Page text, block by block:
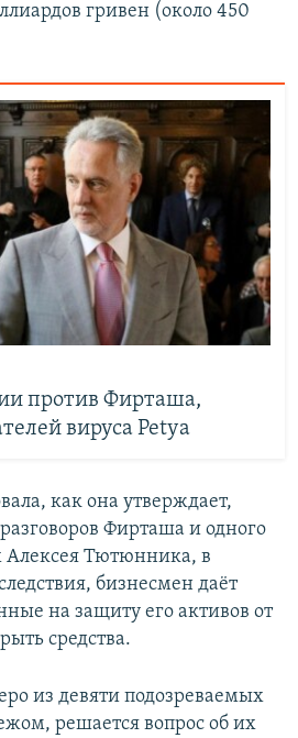
гривен (около 450
против Фирташа,
вируса Petya
как она утверждает,
Фирташа и одного
Алексея Тютюнника, в
бизнесмен даёт
на защиту его активов от
средства.
из девяти подозреваемых
решается вопрос об их